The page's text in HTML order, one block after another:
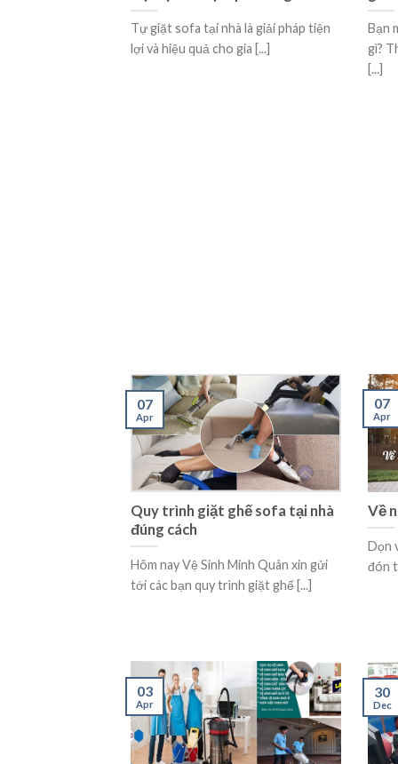
Tự giặt sofa tại nhà là giải pháp tiện
lợi và hiệu quả cho gia [...]
Bạn
gì?
[...]
Quy trình giặt ghế sofa tại nhà
đúng cách
Hôm nay Vệ Sinh Minh Quân xin gửi
tới các bạn quy trình giặt ghế [...]
07
Apr
Về
Dọn
đón
07
Apr
03
Apr
30
Dec